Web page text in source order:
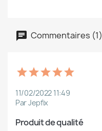
Commentaires (1)
11/02/2022 11:49
Par Jepfix
Produit de qualité